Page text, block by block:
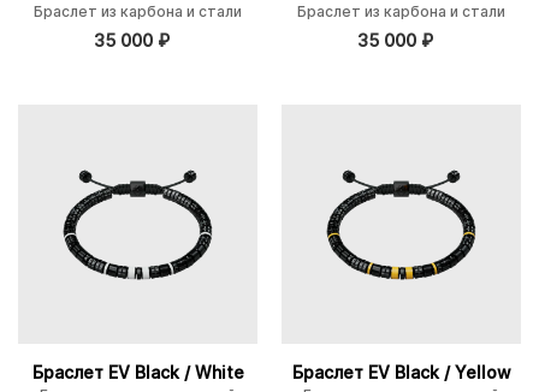
Браслет из карбона и стали
35 000 ₽
Браслет из карбона и стали
35 000 ₽
Браслет EV Black / White Браслет EV Black / Yellow